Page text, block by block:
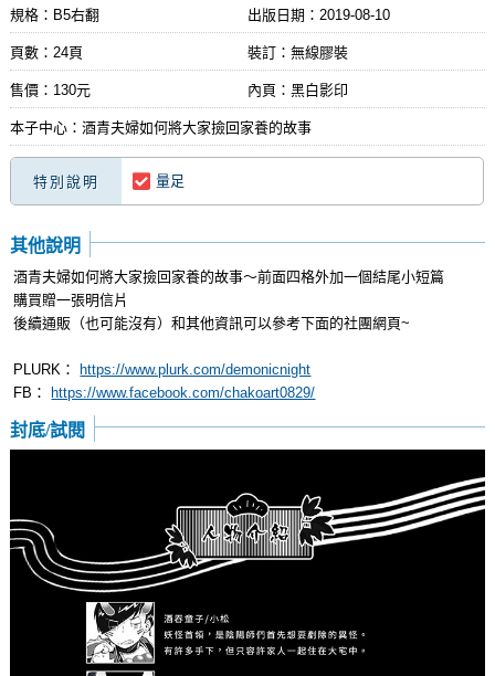
規格：B5右翻 出版日期： 2019-08-10
頁數：24頁 裝訂：無線膠裝
售價：130元 內頁：黑白影印
本子中心：酒青夫婦如何將大家撿回家養的故事
特別說明 量足
其他說明
酒青夫婦如何將大家撿回家養的故事～前面四格外加一個結尾小短篇
購買贈一張明信片
後續通販（也可能沒有）和其他資訊可以參考下面的社團網頁~
PLURK：
https://www.plurk.com/demonicnight
FB：
https://www.facebook.com/chakoart0829/
封底/試閱